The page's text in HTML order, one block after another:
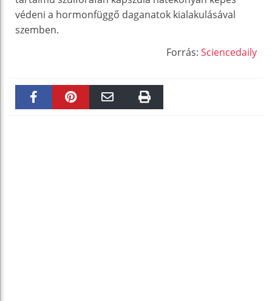
védeni a hormonfüggő daganatok kialakulásával
szemben.
Forrás: Sciencedaily